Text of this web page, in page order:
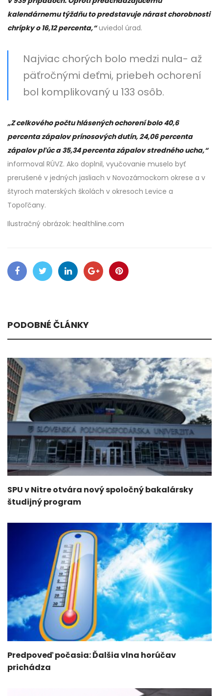
kalendárnemu týždňu to predstavuje nárast chorobnosti
chrípky o 16,12 percenta,“uviedol úrad.
Najviac chorých bolo medzi nula- až
päťročnými deťmi, priebeh ochorení
bol komplikovaný u 133 osôb.
„Z celkového počtu hlásených ochorení bolo 40,6
percenta zápalov prínosových dutín, 24,06 percenta
zápalov pľúc a 35,34 percenta zápalov stredného ucha,“
informoval RÚVZ. Ako doplnil, vyučovanie muselo byť
prerušené v jedných jasliach v Novozámockom okrese a v
štyroch materských školách v okresoch Levice a
Topoľčany.
Ilustračný obrázok: healthline.com
PODOBNÉ ČLÁNKY
SPU v Nitre otvára nový spoločný bakalársky
študijný program
Predpoveď počasia: Ďalšia vlna horúčav
prichádza